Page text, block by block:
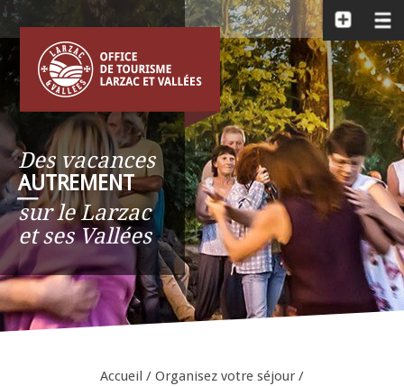
Des vacances
AUTREMENT
__
sur le Larzac
et ses Vallées
Accueil / Organisez votre séjour /